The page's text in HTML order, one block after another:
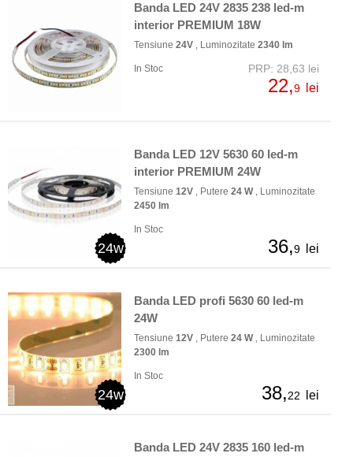
Banda LED 24V 2835 238 led-m
interior PREMIUM 18W
Tensiune 24V , Luminozitate 2340 lm
In Stoc PRP: 28,63 lei
22,9 lei
24w
Banda LED 12V 5630 60 led-m
interior PREMIUM 24W
Tensiune 12V , Putere 24 W, Luminozitate
2450 lm
In Stoc
36,9 lei
24w
Banda LED profi 5630 60 led-m
24W
Tensiune 12V , Putere 24 W, Luminozitate
2300 lm
In Stoc
38,22 lei
Banda LED 24V 2835 160 led-m